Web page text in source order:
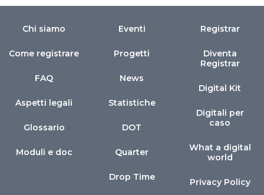
Chi siamo
Come registrare
FAQ
Aspetti legali
Glossario
Moduli e doc
Eventi
Progetti
News
Statistiche
DOT
Quarter
Drop Time
Registrar
Diventa
Registrar
Digital Kit
Digitali per
caso
What a digital
world
Privacy Policy